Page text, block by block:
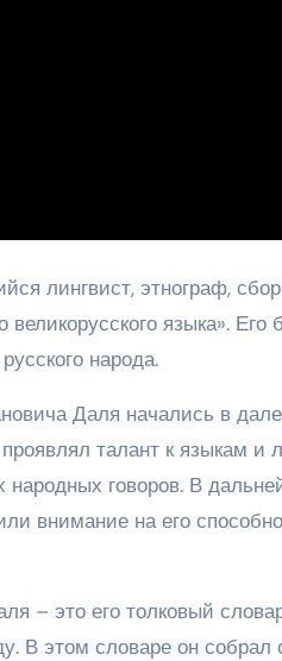
лингвист, этнограф,
великорусского языка».
народа.
Даля начались в
талант к языкам и
говоров. В
внимание на его
– это его толковый
В этом словаре он собрал